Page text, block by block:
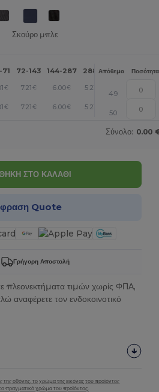
Σκούρο μπλε
72-143 144-287 288 + Περισσότερα
Απόθεμα Ποσότητα
€ 7.21€ 6.00€ 5.21
49
€ 7.21€ 6.00€ 5.21
50
Σύνολο: 0.00
ΣΤΟ ΚΑΛΑΘΙ
Quote
Γρήγορη Αποστολή
πλεονεκτήματα τιμών χωρίς ΦΠΑ,
αναφέρετε τον ενδοκοινοτικό
οθόνης, το χρώμα της εικόνας του προϊόντος
πραγματικό χρώμα του προϊόντος.